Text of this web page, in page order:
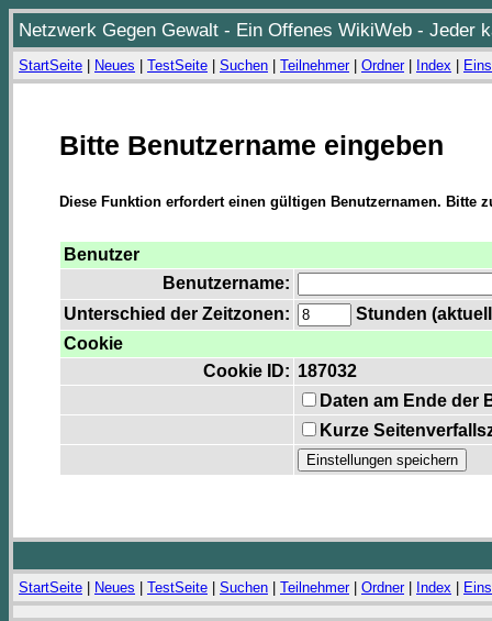
Netzwerk Gegen Gewalt - Ein Offenes WikiWeb - Jeder
StartSeite Neues TestSeite Suchen Teilnehmer| Ordner| Index
Bitte Benutzername eingeben
Diese Funktion erfordert einen gültigen Benutzernamen. Bitte
Benutzer
Benutzername:
Unterschied der Zeitzonen:
Stunden
Cookie
Cookie ID: 187032
Daten am Ende der
Kurze
StartSeite Neues TestSeite Suchen Teilnehmer| Ordner| Index